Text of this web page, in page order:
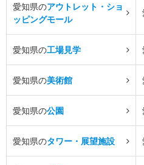
愛知県のアウトレット・ショ
ッピングモール
愛知県の工場見学
愛知県の美術館
愛知県の公園
愛知県のタワー・展望施設